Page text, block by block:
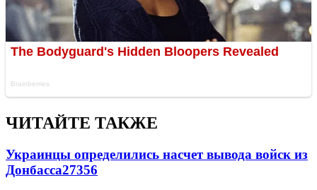
ЧИТАЙТЕ ТАКЖЕ
Украинцы определились насчет вывода войск из
Донбасса27356